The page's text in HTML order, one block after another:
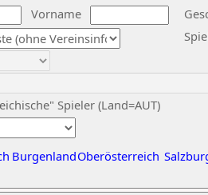
Vorname
Spieler (Land=AUT)
BurgenlandOberösterreich